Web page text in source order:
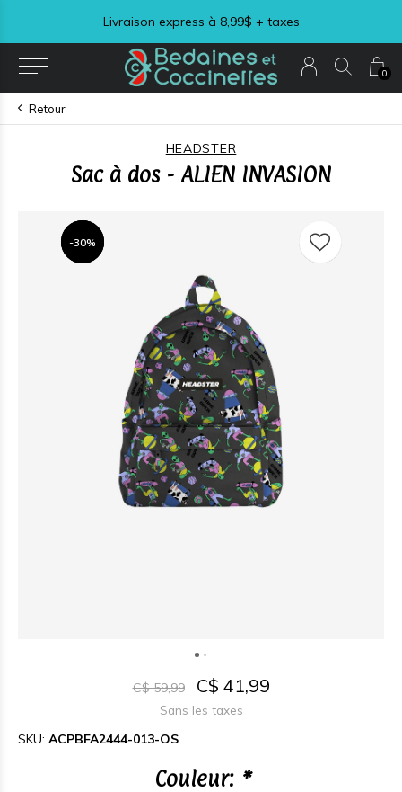
0
Livraison express à 8,99$ + taxes
Retour
HEADSTER
Sac à dos - ALIEN INVASION
-30%
-30%
-30%
C$ 59,99 C$ 41,99
Sans les taxes
SKU: ACPBFA2444-013-OS
Couleur: *